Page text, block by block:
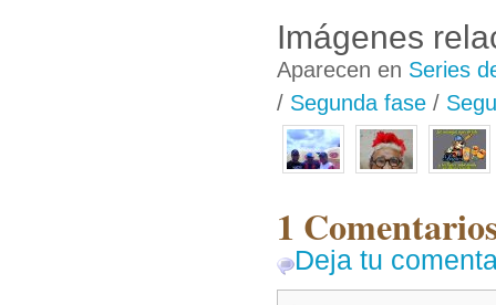
Imágenes
Aparecen en Series
/ Segunda fase /
1
Deja tu